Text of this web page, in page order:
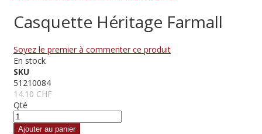
Casquette Héritage Farmall
Soyez le premier à commenter ce produit
En stock
SKU
51210084
14.10 CHF
Qté
Ajouter au panier